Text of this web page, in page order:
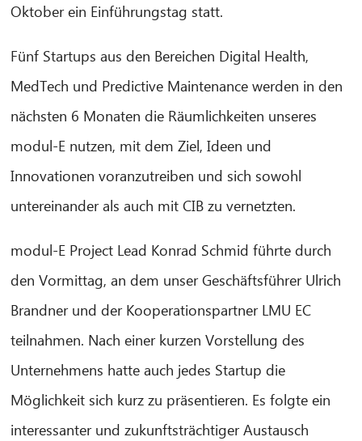
Oktober ein Einführungstag statt.
Fünf Startups aus den Bereichen Digital Health,
MedTech und Predictive Maintenance werden in den
nächsten 6 Monaten die Räumlichkeiten unseres
modul-E nutzen, mit dem Ziel, Ideen und
Innovationen voranzutreiben und sich sowohl
untereinander als auch mit CIB zu vernetzten.
modul-E Project Lead Konrad Schmid führte durch
den Vormittag, an dem unser Geschäftsführer Ulrich
Brandner und der Kooperationspartner LMU EC
teilnahmen. Nach einer kurzen Vorstellung des
Unternehmens hatte auch jedes Startup die
Möglichkeit sich kurz zu präsentieren. Es folgte ein
interessanter und zukunftsträchtiger Austausch
CIB AI ChatBot
Hallo! Was kann ich für Sie tun?